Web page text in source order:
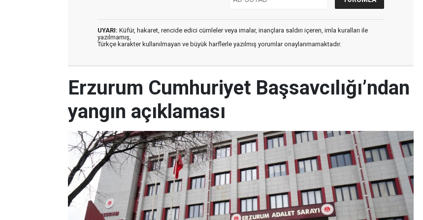
UYARI: Küfür, hakaret, rencide edici cümleler veya imalar, inançlara saldırı içeren, imla kuralları ile
yazılmamış,
Türkçe karakter kullanılmayan ve büyük harflerle yazılmış yorumlar onaylanmamaktadır.
Erzurum Cumhuriyet Başsavcılığı’ndan
yangın açıklaması